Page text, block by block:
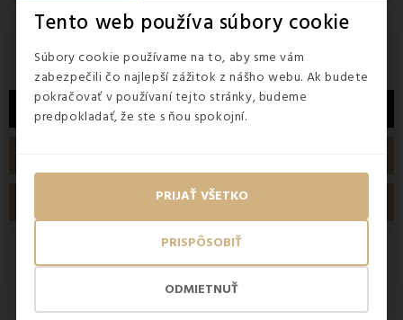
Tento web používa súbory cookie
Súbory cookie používame na to, aby sme vám
zabezpečili čo najlepší zážitok z nášho webu. Ak budete
pokračovať v používaní tejto stránky, budeme
predpokladať, že ste s ňou spokojní.
ODMIETNUŤ
PRISPÔSOBIŤ
PRIJAŤ VŠETKO
13,90 €
POPIS
RECENZIE
Pohár Punch - nádych minimalizmu a
luxusu vo vašej kúpeľni